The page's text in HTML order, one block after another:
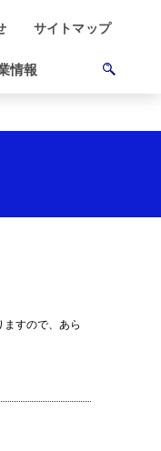
サイトマップ
情報
すので、あら